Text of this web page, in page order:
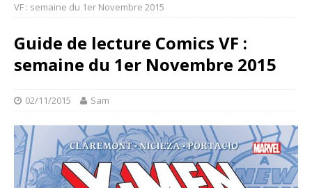
VF : semaine du 1er Novembre 2015
Guide de lecture Comics VF :
semaine du 1er Novembre 2015
02/11/2015 Sam